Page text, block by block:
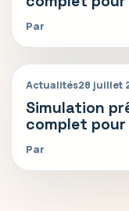
Par
Actualités28 juillet
Simulation
complet
Par